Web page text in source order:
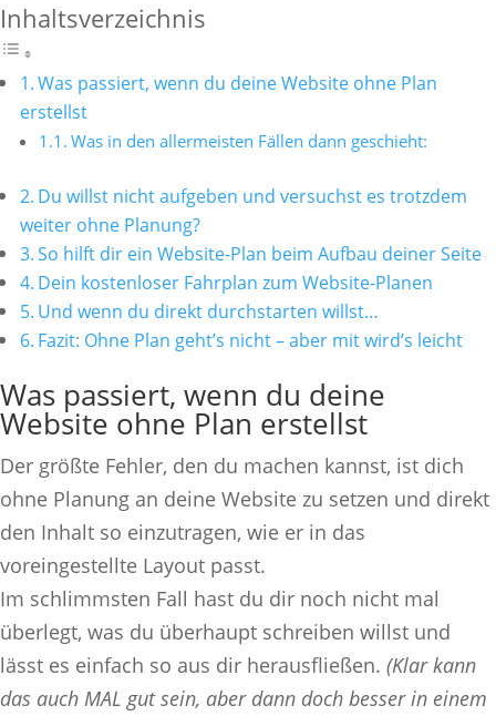
Inhaltsverzeichnis
Was passiert, wenn du deine Website ohne Plan
erstellst
Was in den allermeisten Fällen dann geschieht:
Du willst nicht aufgeben und versuchst es trotzdem
weiter ohne Planung?
So hilft dir ein Website-Plan beim Aufbau deiner Seite
Dein kostenloser Fahrplan zum Website-Planen
Und wenn du direkt durchstarten willst…
Fazit: Ohne Plan geht’s nicht – aber mit wird’s leicht
Was passiert, wenn du deine
Website ohne Plan erstellst
Der größte Fehler, den du machen kannst, ist dich
ohne Planung an deine Website zu setzen und direkt
den Inhalt so einzutragen, wie er in das
voreingestellte Layout passt.
Im schlimmsten Fall hast du dir noch nicht mal
überlegt, was du überhaupt schreiben willst und
lässt es einfach so aus dir herausfließen. (Klar kann
das auch MAL gut sein, aber dann doch besser in einem